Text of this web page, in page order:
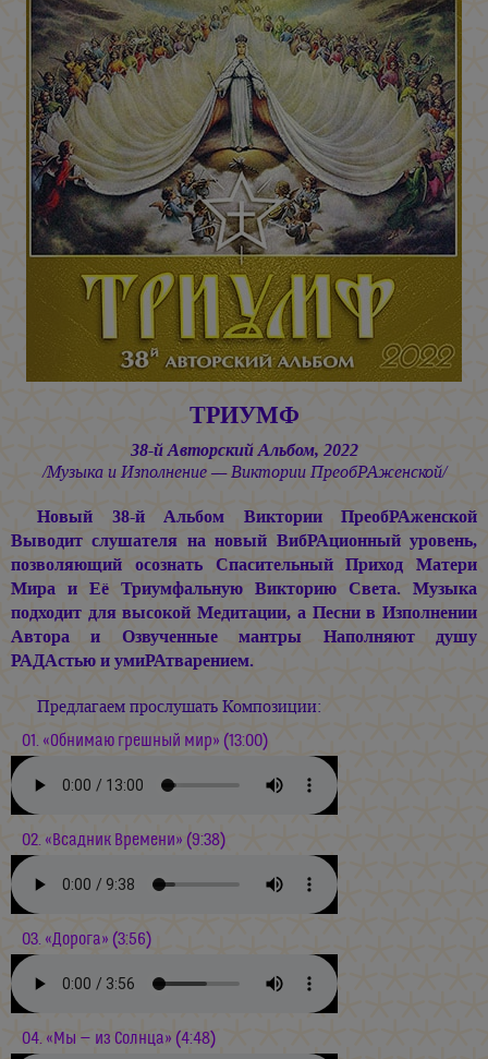
ТРИУМФ
38-й Авторский Альбом, 2022
/Музыка и Изполнение — Виктории ПреобРАженской/
Новый 38-й Альбом Виктории ПреобРАженской
Выводит слушателя на новый ВибРАционный уровень,
позволяющий осознать Спасительный Приход Матери
Мира и Её Триумфальную Викторию Света. Музыка
подходит для высокой Медитации, а Песни в Изполнении
Автора и Озвученные мантры Наполняют душу
РАДАстью и умиРАтварением.
Предлагаем прослушать Композиции:
01. «Обнимаю грешный мир» (13:00)
02. «Всадник Времени» (9:38)
03. «Дорога» (3:56)
04. «Мы — из Солнца» (4:48)